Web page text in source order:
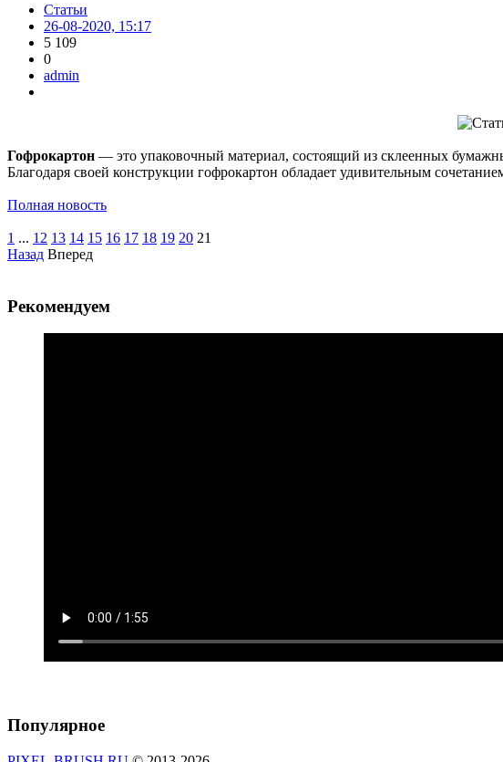
Статьи
26-08-2020, 15:17
5 109
0
admin
Гофрокартон — это упаковочный материал, состоящий из склеенных
Благодаря своей конструкции гофрокартон обладает удивительным
Полная новость
1 ... 12 13 14 15 16 17 18 19 20 21
Назад Вперед
Рекомендуем
Популярное